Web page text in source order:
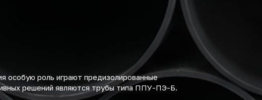
особую роль играют предизолированные
решений являются трубы типа ППУ-ПЭ-Б.